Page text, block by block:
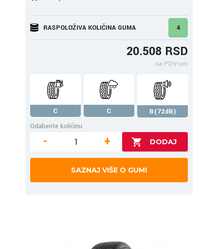
RASPOLOŽIVA KOLIČINA GUMA 4
20.508 RSD
sa PDV-om
C C
B(72dB)
Odaberite količinu
- +
SAZNAJ VIŠE O GUMI